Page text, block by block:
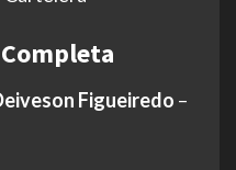
Figueiredo –